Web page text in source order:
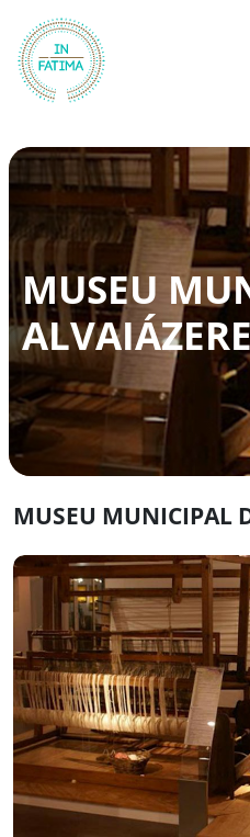
MUSEU
ALVAIÁZERE
MUSEU MUNICIPAL